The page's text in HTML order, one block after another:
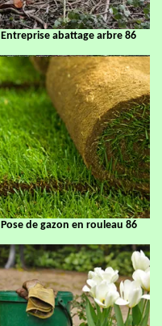
Entreprise abattage arbre 86
Pose de gazon en rouleau 86